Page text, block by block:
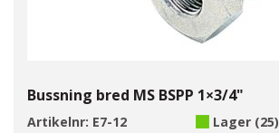
Bussning bred MS BSPP 1×3/4"
Artikelnr: E7-12
Lager (25)